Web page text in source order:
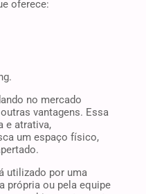
no mercado
vantagens. Essa
atrativa,
um espaço físico,
utilizado por uma
própria ou pela equipe
coworking certamente
perfis de
estratégico.
em muitos
fazer a locação de
estava pensando em
ter privacidade, saiba